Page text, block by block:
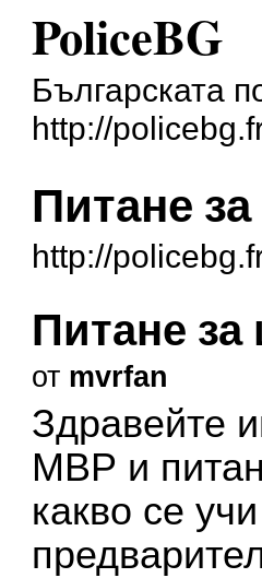
PoliceBG
Българската
http://
Питане
http://
Питане
от mvrfan
Здравейте
МВР и
какво се